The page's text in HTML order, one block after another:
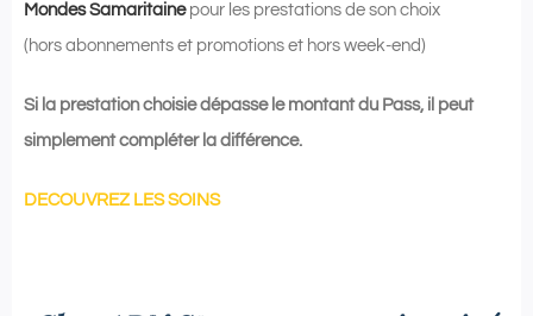
Mondes Samaritainepour les prestations de son choix
(hors abonnements et promotions et hors week-end)
Si la prestation choisie dépasse le montant du Pass, il peut
simplement compléter la différence.
DECOUVREZ LES SOINS